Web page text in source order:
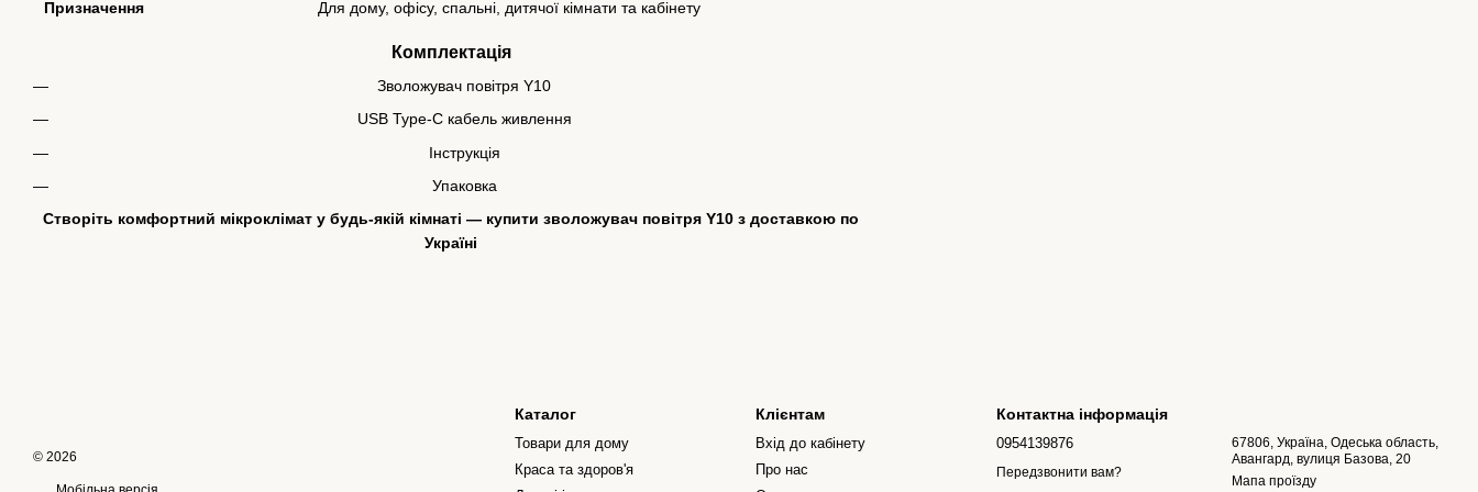
Призначення Для дому, офісу, спальні, дитячої кімнати та кабінету
Комплектація
Зволожувач повітря Y10
USB Type-C кабель живлення
Інструкція
Упаковка
Створіть комфортний мікроклімат у будь-якій кімнаті — купити зволожувач повітря Y10 з доставкою по
Україні
© 2026
Каталог
Товари для дому
Краса та здоров'я
Клієнтам
Вхід до кабінету
Про нас
Контактна інформація
0954139876
Передзвонити вам?
67806, Україна, Одеська область,
Авангард, вулиця Базова, 20
Мапа проїзду